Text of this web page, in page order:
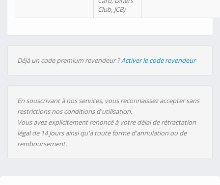
Club, JCB)
Déjà un code premium revendeur ?Activer le code revendeur
En souscrivant à nos services, vous reconnaissez accepter sans
restrictions nos conditions d'utilisation.
Vous avez explicitement renoncé à votre délai de rétractation
légal de 14 jours ainsi qu'à toute forme d'annulation ou de
remboursement.